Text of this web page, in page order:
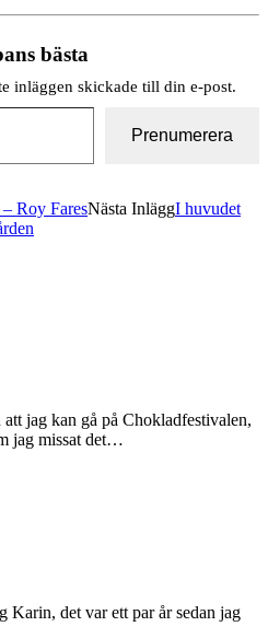
bästa
inläggen skickade till din e-post.
Prenumerera
Roy FaresNästa InläggI huvudet
jag kan gå på Chokladfestivalen,
jag missat det…
Karin, det var ett par år sedan jag